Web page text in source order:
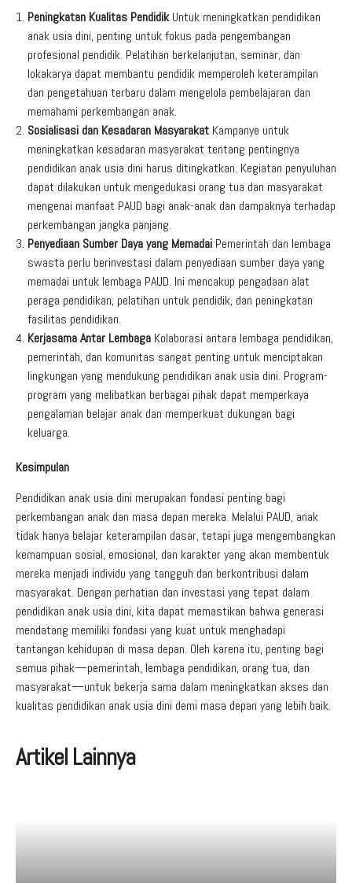
Peningkatan Kualitas PendidikUntuk meningkatkan pendidikan
anak usia dini, penting untuk fokus pada pengembangan
profesional pendidik. Pelatihan berkelanjutan, seminar, dan
lokakarya dapat membantu pendidik memperoleh keterampilan
dan pengetahuan terbaru dalam mengelola pembelajaran dan
memahami perkembangan anak.
Sosialisasi dan Kesadaran Masyarakat Kampanye untuk
meningkatkan kesadaran masyarakat tentang pentingnya
pendidikan anak usia dini harus ditingkatkan. Kegiatan penyuluhan
dapat dilakukan untuk mengedukasi orang tua dan masyarakat
mengenai manfaat PAUD bagi anak-anak dan dampaknya terhadap
perkembangan jangka panjang.
Penyediaan Sumber Daya yang Memadai Pemerintah dan lembaga
swasta perlu berinvestasi dalam penyediaan sumber daya yang
memadai untuk lembaga PAUD. Ini mencakup pengadaan alat
peraga pendidikan, pelatihan untuk pendidik, dan peningkatan
fasilitas pendidikan.
Kerjasama Antar Lembaga Kolaborasi antara lembaga pendidikan,
pemerintah, dan komunitas sangat penting untuk menciptakan
lingkungan yang mendukung pendidikan anak usia dini. Program-
program yang melibatkan berbagai pihak dapat memperkaya
pengalaman belajar anak dan memperkuat dukungan bagi
keluarga.
Kesimpulan
Pendidikan anak usia dini merupakan fondasi penting bagi
perkembangan anak dan masa depan mereka. Melalui PAUD, anak
tidak hanya belajar keterampilan dasar, tetapi juga mengembangkan
kemampuan sosial, emosional, dan karakter yang akan membentuk
mereka menjadi individu yang tangguh dan berkontribusi dalam
masyarakat. Dengan perhatian dan investasi yang tepat dalam
pendidikan anak usia dini, kita dapat memastikan bahwa generasi
mendatang memiliki fondasi yang kuat untuk menghadapi
tantangan kehidupan di masa depan. Oleh karena itu, penting bagi
semua pihak—pemerintah, lembaga pendidikan, orang tua, dan
masyarakat—untuk bekerja sama dalam meningkatkan akses dan
kualitas pendidikan anak usia dini demi masa depan yang lebih baik.
Artikel Lainnya